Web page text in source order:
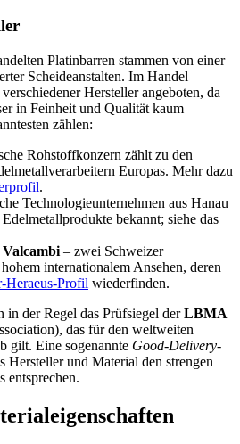
Platinbarren stammen von einer
Scheideanstalten. Im Handel
Hersteller angeboten, da
in Feinheit und Qualität kaum
zählen:
Rohstoffkonzern zählt zu den
Europas. Mehr dazu
.
Technologieunternehmen aus Hanau
bekannt; siehe das
Valcambi – zwei Schweizer
internationalem Ansehen, deren
Heraeus-Profil wiederfinden.
in der Regel das Prüfsiegel derLBMA
das für den weltweiten
gilt. Eine sogenannte Good-Delivery-
Hersteller und Material den strengen
entsprechen.